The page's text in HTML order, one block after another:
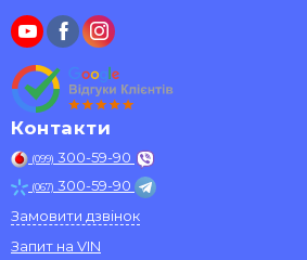
Контакти
(099) 300-59-90
(067) 300-59-90
Замовити дзвінок
Запит на VIN